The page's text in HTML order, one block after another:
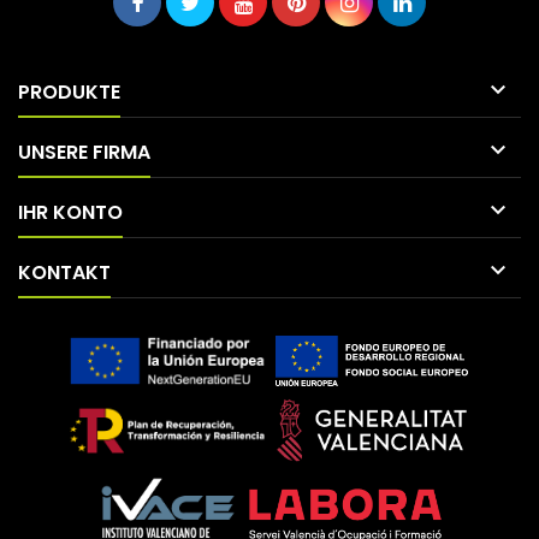
PRODUKTE 
UNSERE FIRMA 
IHR KONTO 
KONTAKT 